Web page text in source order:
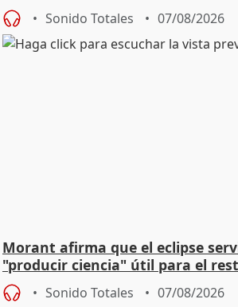
Sonido Totales 07/08/2026
Morant afirma que el eclipse
"producir ciencia" útil para el
Sonido Totales 07/08/2026